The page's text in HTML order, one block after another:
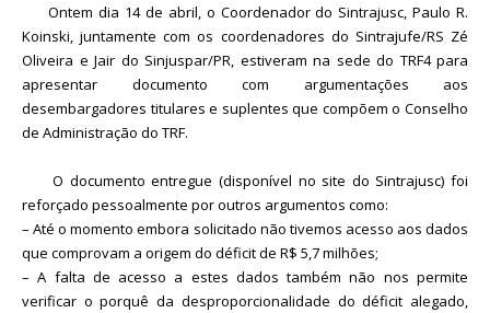
Ontem dia 14 de abril, o Coordenador do Sintrajusc, Paulo R.
Koinski, juntamente com os coordenadores do Sintrajufe/RS Zé
Oliveira e Jair do Sinjuspar/PR, estiveram na sede do TRF4 para
apresentar documento com argumentações aos
desembargadores titulares e suplentes que compõem o Conselho
de Administração do TRF.
O documento entregue (disponível no site do Sintrajusc) foi
reforçado pessoalmente por outros argumentos como:
– Até o momento embora solicitado não tivemos acesso aos dados
que comprovam a origem do déficit de R$ 5,7 milhões;
– A falta de acesso a estes dados também não nos permite
verificar o porquê da desproporcionalidade do déficit alegado,